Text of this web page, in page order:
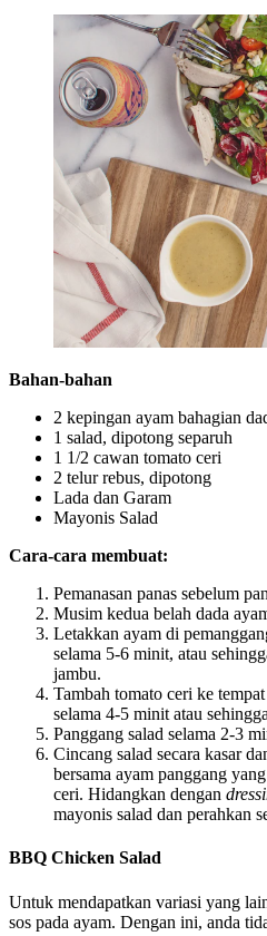
Bahan-bahan
2 kepingan ayam bahagian
1 salad, dipotong separuh
1 1/2 cawan tomato ceri
2 telur rebus, dipotong
Lada dan Garam
Mayonis Salad
Cara-cara membuat:
Pemanasan panas sebelum
Musim kedua belah dada
Letakkan ayam di
selama 5-6 minit, atau
jambu.
Tambah tomato ceri ke
selama 4-5 minit atau
Panggang salad selama 2-3
Cincang salad secara kasar
bersama ayam panggang
ceri. Hidangkan dengan
mayonis salad dan perahkan
BBQ Chicken Salad
Untuk mendapatkan variasi yang
sos pada ayam. Dengan ini, anda